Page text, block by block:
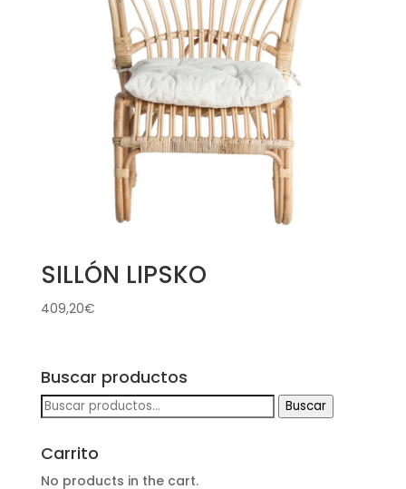
SILLÓN LIPSKO
409,20€
Buscar productos
Buscar
por:
Buscar
Carrito
No products in the cart.